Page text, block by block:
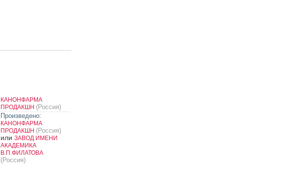
КАНОНФАРМА
ПРОДАКШН (Россия)
Произведено:
КАНОНФАРМА
ПРОДАКШН (Россия)
или ЗАВОД ИМЕНИ
АКАДЕМИКА
В.П.ФИЛАТОВА
(Россия)